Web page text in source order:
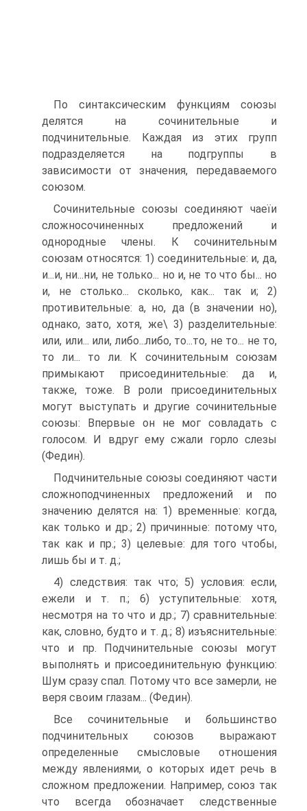
По синтаксическим функциям союзы
делятся на сочинительные и
подчинительные. Каждая из этих групп
подразделяется на подгруппы в
зависимости от значения, передаваемого
союзом.
Сочинительные союзы соединяют чаеїи
сложносочиненных предложений и
однородные члены. К сочинительным
союзам относятся: 1) соединительные: и, да,
и...и, ни...ни, не только... но и, не то что бы... но
и, не столько... сколько, как... так и; 2)
противительные: а, но, да (в значении но),
однако, зато, хотя, же\ 3) разделительные:
или, или... или, либо...либо, то...то, не то... не то,
то ли... то ли. К сочинительным союзам
примыкают присоединительные: да и,
также, тоже. В роли присоединительных
могут выступать и другие сочинительные
союзы: Впервые он не мог совладать с
голосом. И вдруг ему сжали горло слезы
(Федин).
Подчинительные союзы соединяют части
сложноподчиненных предложений и по
значению делятся на: 1) временные: когда,
как только и др.; 2) причинные: потому что,
так как и пр.; 3) целевые: для того чтобы,
лишь бы и т. д.;
4) следствия: так что; 5) условия: если,
ежели и т. п.; 6) уступительные: хотя,
несмотря на то что и др.; 7) сравнительные:
как, словно, будто и т. д.; 8) изъяснительные:
что и пр. Подчинительные союзы могут
выполнять и присоединительную функцию:
Шум сразу спал. Потому что все замерли, не
веря своим глазам... (Федин).
Все сочинительные и большинство
подчинительных союзов выражают
определенные смысловые отношения
между явлениями, о которых идет речь в
сложном предложении. Например, союз так
что всегда обозначает следственные